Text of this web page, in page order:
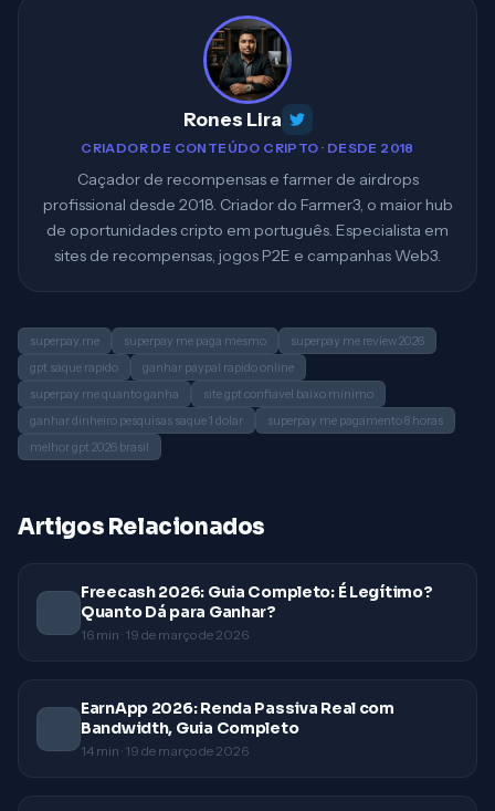
Rones Lira
CRIADOR DE CONTEÚDO CRIPTO · DESDE 2018
Caçador de recompensas e farmer de airdrops
profissional desde 2018. Criador do Farmer3, o maior hub
de oportunidades cripto em português. Especialista em
sites de recompensas, jogos P2E e campanhas Web3.
superpay.me superpay me paga mesmo
superpay me review 2026
gpt saque rapido
ganhar paypal rapido online
superpay me quanto ganha
site gpt confiavel baixo minimo
ganhar dinheiro pesquisas saque 1 dolar
superpay me pagamento 8 horas
melhor gpt 2026 brasil
Artigos Relacionados
Freecash 2026: Guia Completo: É Legítimo?
Quanto Dá para Ganhar?
16 min · 19 de março de 2026
EarnApp 2026: Renda Passiva Real com
Bandwidth, Guia Completo
14 min · 19 de março de 2026